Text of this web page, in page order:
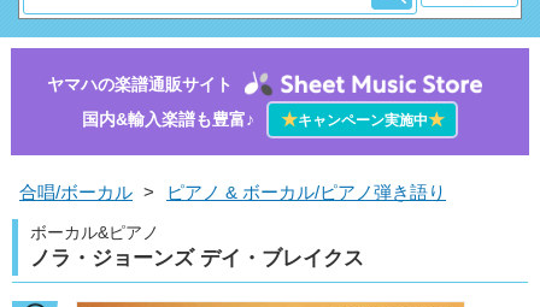
ヤマハの楽譜通販サイト
国内&輸入楽譜も豊富♪
★キャンペーン実施中★
合唱/ボーカル > ピアノ & ボーカル/ピアノ弾き語り
ボーカル&ピアノ
ノラ・ジョーンズ デイ・ブレイクス